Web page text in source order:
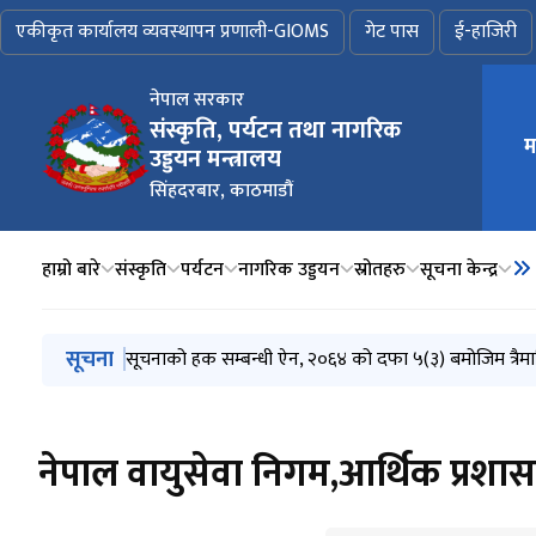
एकीकृत कार्यालय व्यवस्थापन प्रणाली-GIOMS गेट पास ई-हाजिरी
नेपाल सरकार
संस्कृति, पर्यटन तथा नागरिक
उड्डयन मन्त्रालय
सिंहदरबार, काठमाडौं
मुख्य
हाम्रो बारे संस्कृति पर्यटन नागरिक उड्डयन स्रोतहरु सूचना केन्द्र
मुख्य नेभिगेसनमा जानुहोस्
सूचना सूचनाको हक सम्बन्धी ऐन, २०६४ को दफा ५(३) बमोजिम
अभौतिक सम्पदा जर्नल २०८३
नेपाल हवाई सेवा प्राधिकरणको स्थापना र व्यवस्था गर्न
नेपाल नागरिक उड्डयन प्राधिकरण सम्बन्धी कानूनलाई
शासकीय सुधारका एकसय कार्यसूचीमध्ये पहिलो एकसय दिने
नेपाल वायुसेवा निगम,आर्थिक